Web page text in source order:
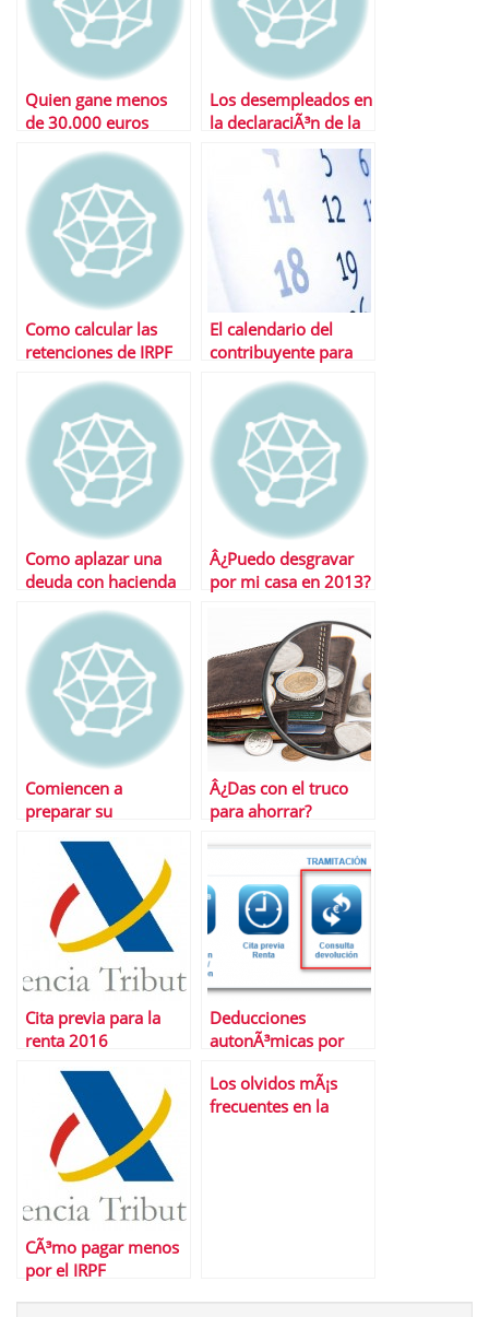
Quien gane menos
de 30.000 euros
desgravÃ¡ndose la
vivienda en 2011
Los desempleados en
la declaraciÃ³n de la
Como calcular las
retenciones de IRPF
El calendario del
contribuyente para
Como aplazar una
deuda con hacienda
Â¿Puedo desgravar
por mi casa en 2013?
Comiencen a
preparar su
Renta
Â¿Das con el truco
para ahorrar?
Cita previa para la
renta 2016
Deducciones
autonÃ³micas por
renta 2016
CÃ³mo pagar menos
por el IRPF
Los olvidos mÃ¡s
frecuentes en la